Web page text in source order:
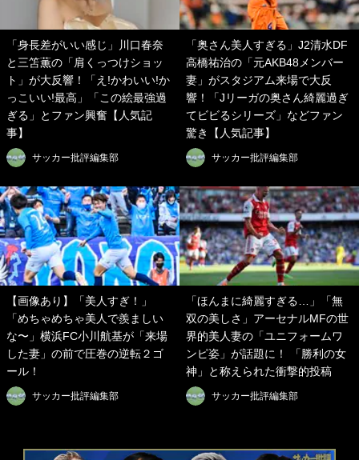
「身長差がいい感じ」川口春奈
と三笘薫の「肩くっつけショッ
ト」が大反響！「え!かわいい!か
っこいい!最高」「この絵最強過
ぎる」とファン興奮【人気記
事】
サッカー批評編集部
「奥さん美人すぎる」J2清水DF
高橋祐治の「元AKB48メンバー
妻」がスタジアム来場で大反
響！「Jリーガの奥さん綺麗過ぎ
てビビるシリーズ」などファン
驚き【人気記事】
サッカー批評編集部
【画像あり】「美人すぎ！」
「めちゃめちゃ美人で羨ましい
な〜」横浜FC小川航基が「来場
した妻」の前で圧巻の逆転２ゴ
ール！
サッカー批評編集部
「ほんまに綺麗すぎる…」「無
双の美しさ」アーセナルMFの世
界的美人妻の「ユニフォームワ
ンピ姿」が話題に！ 「勝利の女
神」と称えられた衝撃的投稿
サッカー批評編集部